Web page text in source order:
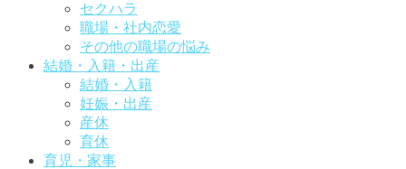
セクハラ
職場・社内恋愛
その他の職場の悩み
結婚・入籍・出産
結婚・入籍
妊娠・出産
産休
育休
育児・家事